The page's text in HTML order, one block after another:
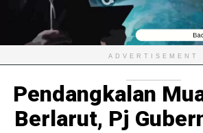
ADVERTISEMENT
Pendangkalan
Berlarut, Pj